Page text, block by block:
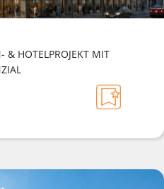
& HOTELPROJEKT MIT